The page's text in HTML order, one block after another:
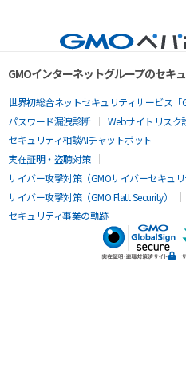
GMOインターネットグループのセキ
世界初総合ネットセキュリティサービス「
パスワード漏洩診断
Webサイトリスク
セキュリティ相談AIチャットボット
実在証明・盗聴対策
サイバー攻撃対策（GMOサイバーセキュリ
サイバー攻撃対策（GMO Flatt Security）
セキュリティ事業の軌跡